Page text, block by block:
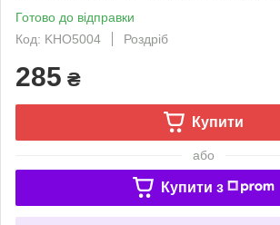
Готово до відправки
Код: KHO5004
Роздріб
285 ₴
Купити
або
Купити з